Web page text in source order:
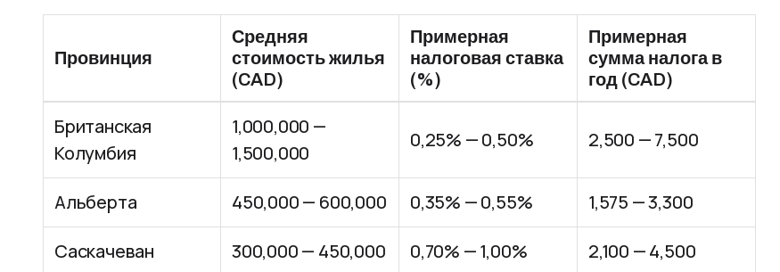
Провинция
Средняя
стоимость жилья
(CAD)
Примерная
налоговая ставка
(%)
Примерная
сумма налога в
год (CAD)
Британская
Колумбия
1,000,000 —
1,500,000
0,25% — 0,50% 2,500 — 7,500
Альберта 450,000 — 600,000 0,35% — 0,55% 1,575 — 3,300
Саскачеван 300,000 — 450,000 0,70% — 1,00% 2,100 — 4,500